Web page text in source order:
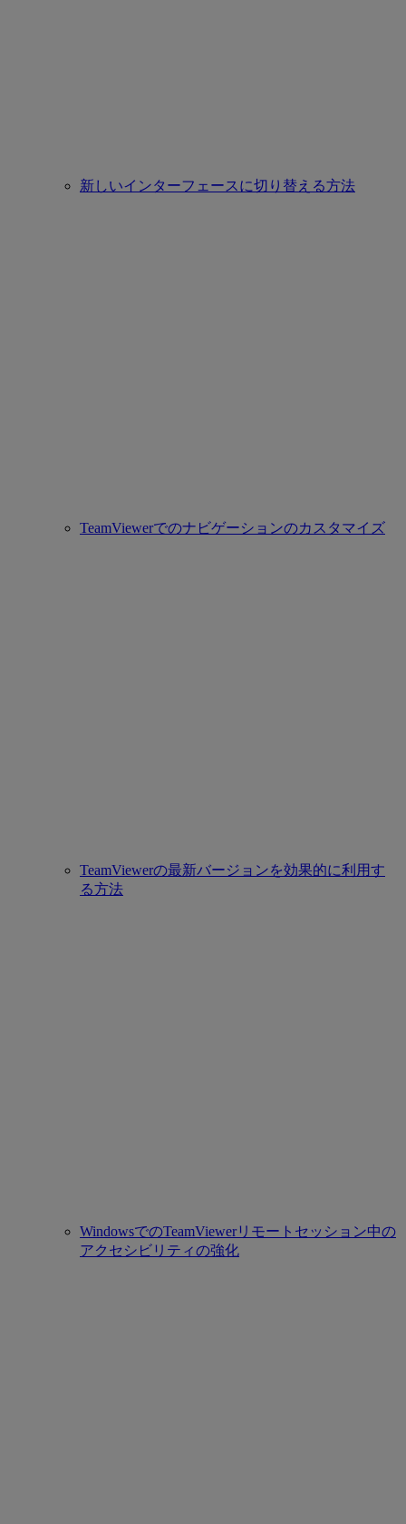
新しいインターフェースに切り替える方法
TeamViewerでのナビゲーションのカスタマイズ
TeamViewerの最新バージョンを効果的に利用す
る方法
WindowsでのTeamViewerリモートセッション中の
アクセシビリティの強化